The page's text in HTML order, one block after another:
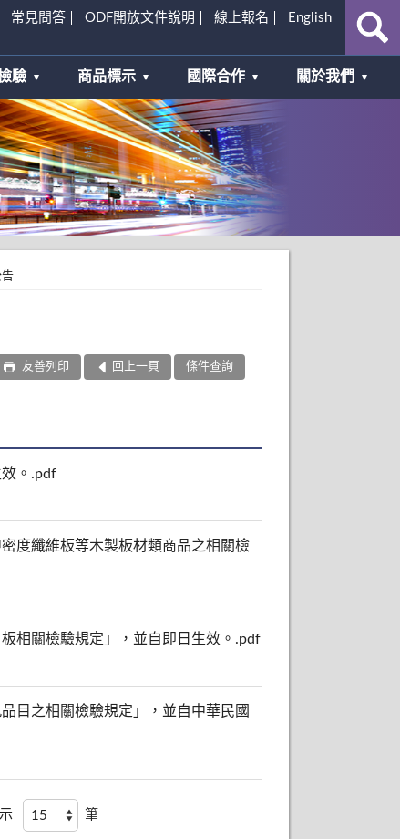
常見問答 ODF開放文件說明 線上報名 English
驗 商品標示 國際合作 關於我們
條件查詢
回上一頁
友善列印
。.pdf
度纖維板等木製板材類商品之相關檢
相關檢驗規定」，並自即日生效。.pdf
目之相關檢驗規定」，並自中華民國
筆